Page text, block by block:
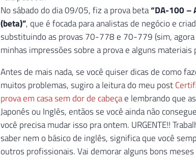
No sábado do dia 09/05, fiz a prova beta“DA-100 –
(beta)”, que é focada para analistas de negócio e
substituindo as provas 70-778 e 70-779 (sim,
minhas impressões sobre a prova e alguns materiais
Antes de mais nada, se você quiser dicas de como
muitos problemas, sugiro a leitura do meu post
prova em casa sem dor de cabeçae lembrando que
Japonês ou Inglês, entãos se você ainda não
você precisa mudar isso pra ontem. URGENTE!!
saber nem o básico de inglês, significa que você
outros profissionais. Vai demorar alguns bons